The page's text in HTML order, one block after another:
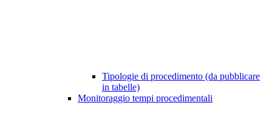
Tipologie di procedimento (da pubblicare
in tabelle)
Monitoraggio tempi procedimentali